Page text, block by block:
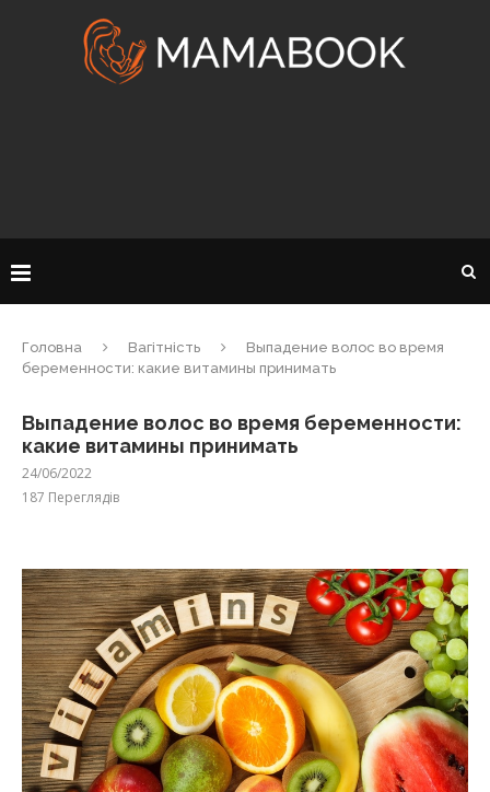
Головна Вагітність
Выпадение волос во время
беременности: какие витамины принимать
Выпадение волос во время беременности:
какие витамины принимать
24/06/2022
187 Переглядів